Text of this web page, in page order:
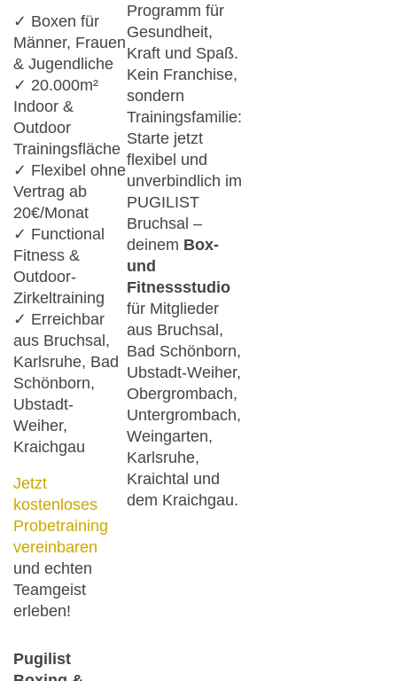
✓ Boxen für
Männer, Frauen
& Jugendliche
✓ 20.000m²
Indoor &
Outdoor
Trainingsfläche
✓ Flexibel ohne
Vertrag ab
20€/Monat
✓ Functional
Fitness &
Outdoor-
Zirkeltraining
✓ Erreichbar
aus Bruchsal,
Karlsruhe, Bad
Schönborn,
Ubstadt-
Weiher,
Kraichgau
Jetzt
kostenloses
Probetraining
vereinbaren
und echten
Teamgeist
erleben!
Pugilist
Programm für
Gesundheit,
Kraft und Spaß.
Kein Franchise,
sondern
Trainingsfamilie:
Starte jetzt
flexibel und
unverbindlich im
PUGILIST
Bruchsal –
deinem Box-
und
Fitnessstudio
für Mitglieder
aus Bruchsal,
Bad Schönborn,
Ubstadt-Weiher,
Obergrombach,
Untergrombach,
Weingarten,
Karlsruhe,
Kraichtal und
dem Kraichgau.